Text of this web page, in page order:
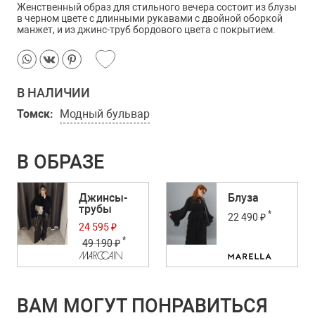
Женственный образ для стильного вечера состоит из блузы
в черном цвете с длинными рукавами с двойной оборкой
манжет, и из джинс-труб бордового цвета с покрытием.
В НАЛИЧИИ
Томск: Модный бульвар
В ОБРАЗЕ
Джинсы-
трубы
24 595 ₽
49 190 ₽ *
Блуза
22 490 ₽ *
ВАМ МОГУТ ПОНРАВИТЬСЯ